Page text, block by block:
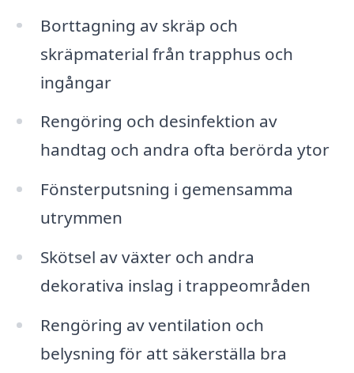
Borttagning av skräp och
skräpmaterial från trapphus och
ingångar
Rengöring och desinfektion av
handtag och andra ofta berörda ytor
Fönsterputsning i gemensamma
utrymmen
Skötsel av växter och andra
dekorativa inslag i trappeområden
Rengöring av ventilation och
belysning för att säkerställa bra